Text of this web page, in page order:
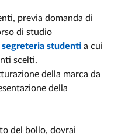
previa domanda di
di studio
segreteria studenti a cui
scelti.
della marca da
della
del bollo, dovrai